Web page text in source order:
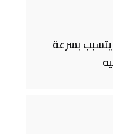
يتسبب بسرعة